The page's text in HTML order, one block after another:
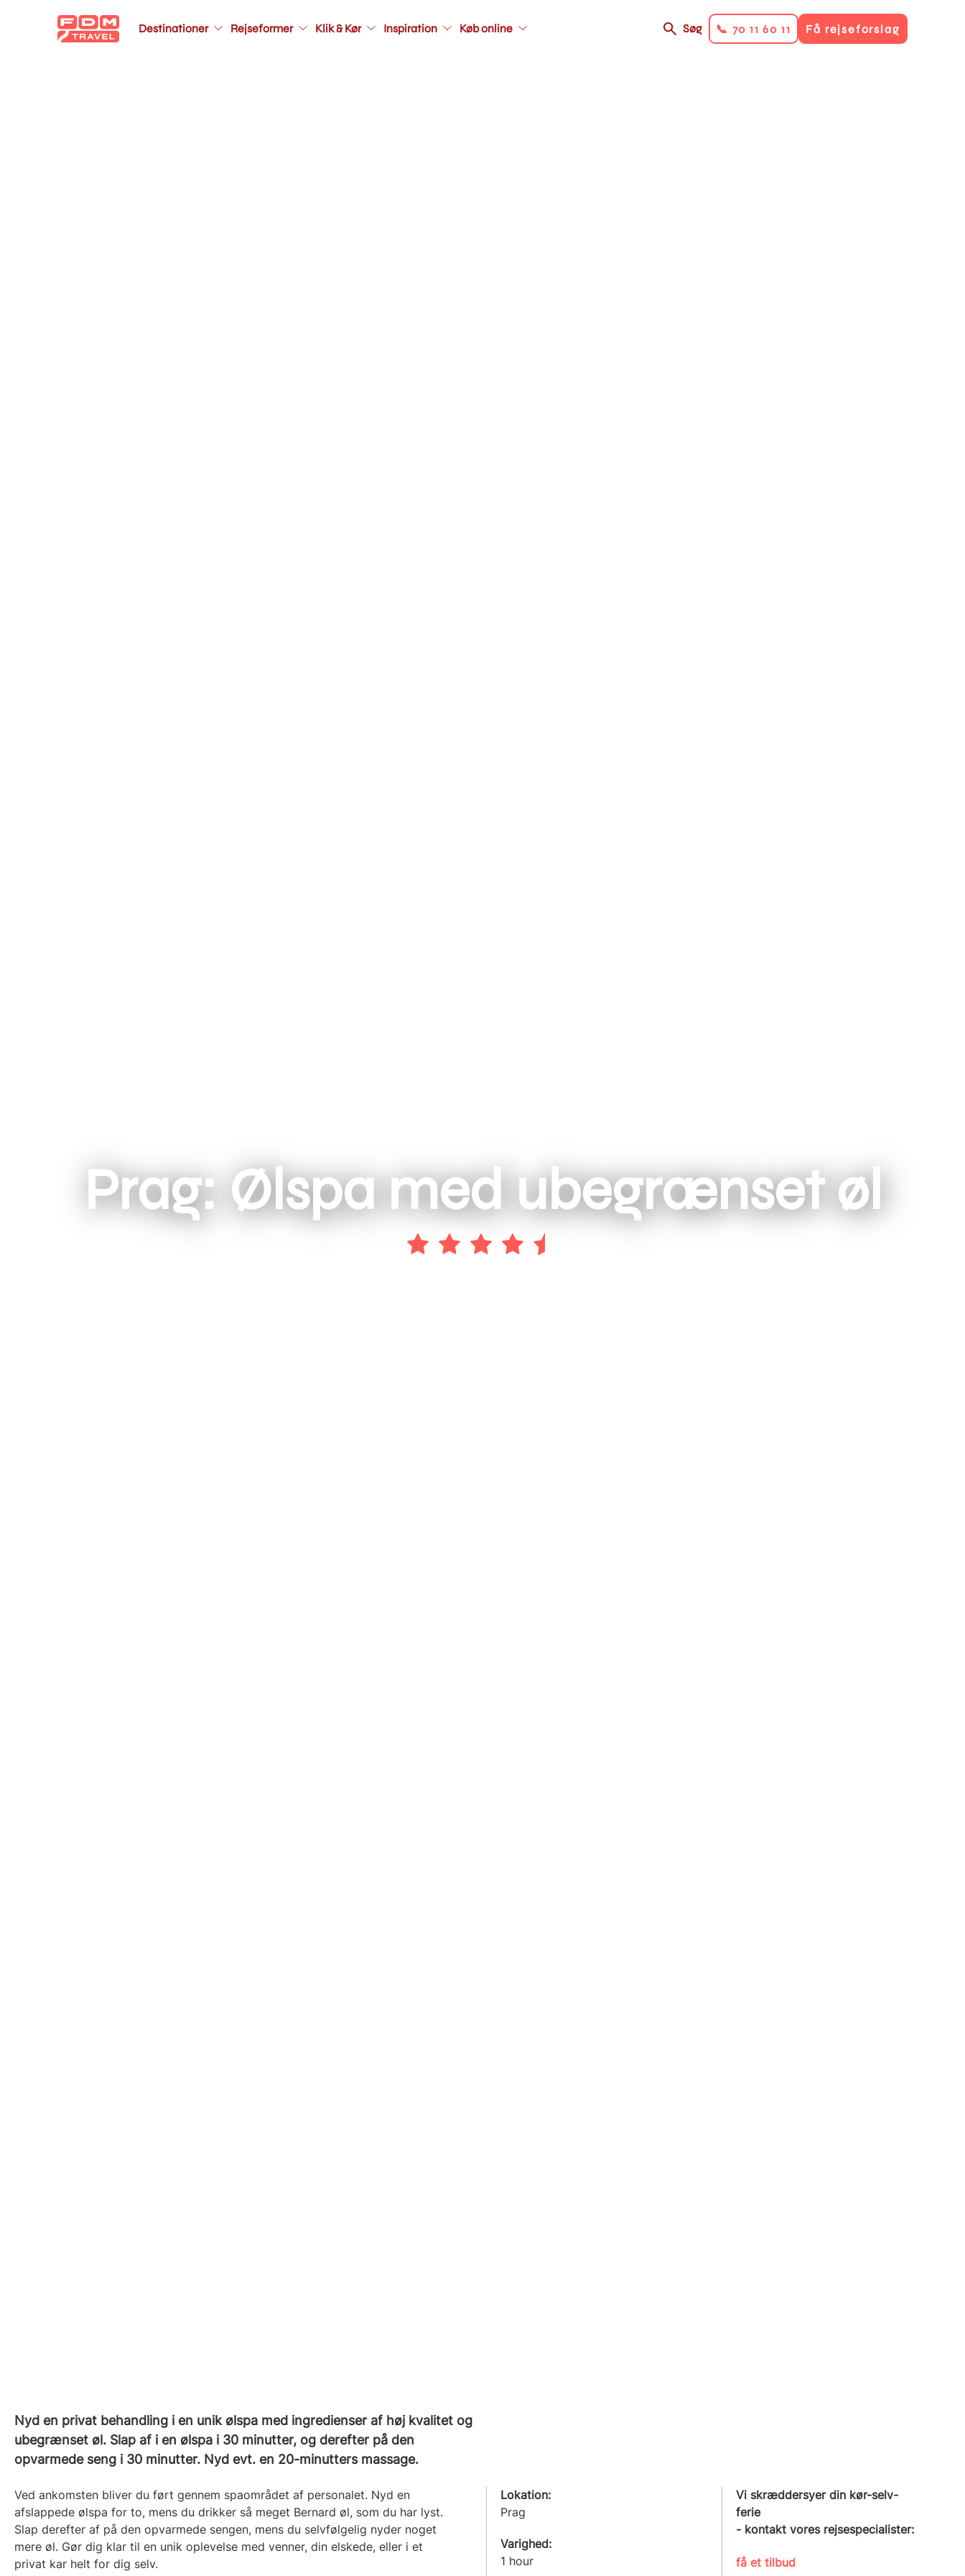
Main
Destinationer Rejseformer Klik & Kør Inspiration Køb online Søg 📞 70 11 60 11 Få rejseforslag
Prag: Ølspa med ubegrænset øl
Nyd en privat behandling i en unik ølspa med ingredienser af høj kvalitet og
ubegrænset øl. Slap af i en ølspa i 30 minutter, og derefter på den
opvarmede seng i 30 minutter. Nyd evt. en 20-minutters massage.
Ved ankomsten bliver du ført gennem spaområdet af personalet. Nyd en
afslappede ølspa for to, mens du drikker så meget Bernard øl, som du har lyst.
Slap derefter af på den opvarmede sengen, mens du selvfølgelig nyder noget
mere øl. Gør dig klar til en unik oplevelse med venner, din elskede, eller i et
privat kar helt for dig selv.
Lokation:
Prag
Varighed:
1 hour
Vi skræddersyer din kør-selv-
ferie
- kontakt vores rejsespecialister:
få et tilbud